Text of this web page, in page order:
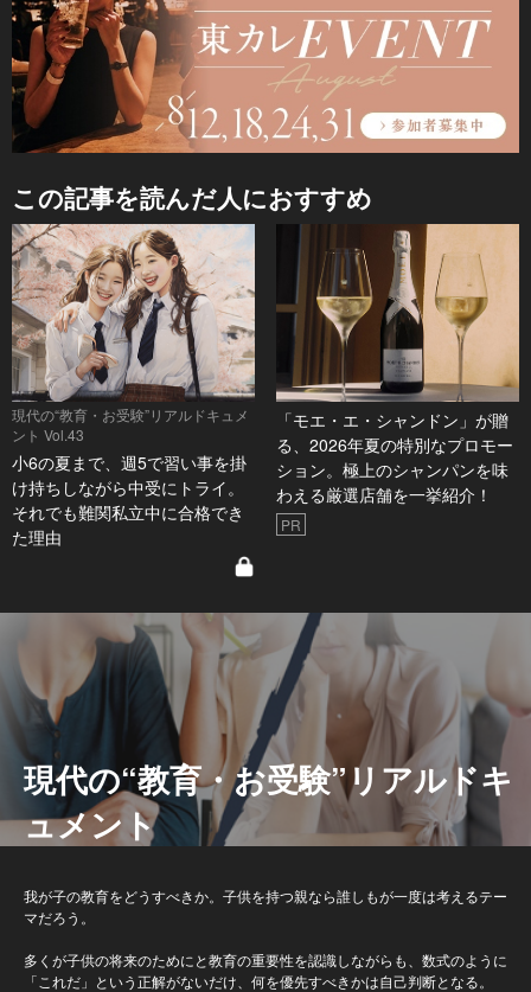
この記事を読んだ人におすすめ
現代の“教育・お受験”リアルドキュメ
ント Vol.43
小6の夏まで、週5で習い事を掛
け持ちしながら中受にトライ。
それでも難関私立中に合格でき
た理由
「モエ・エ・シャンドン」が贈
る、2026年夏の特別なプロモー
ション。極上のシャンパンを味
わえる厳選店舗を一挙紹介！
PR
現代の“教育・お受験”リアルドキ
ュメント
我が子の教育をどうすべきか。子供を持つ親なら誰しもが一度は考えるテー
マだろう。
多くが子供の将来のためにと教育の重要性を認識しながらも、数式のように
「これだ」という正解がないだけ、何を優先すべきかは自己判断となる。